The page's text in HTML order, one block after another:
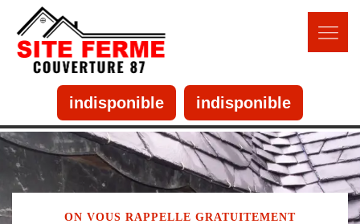
indisponible indisponible
ON VOUS RAPPELLE GRATUITEMENT